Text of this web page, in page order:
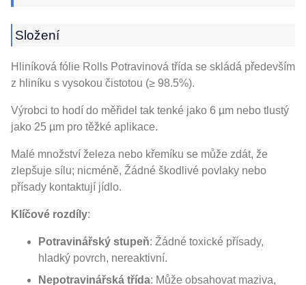
Složení
Hliníková fólie Rolls Potravinová třída se skládá především
z hliníku s vysokou čistotou (≥ 98.5%).
Výrobci to hodí do měřidel tak tenké jako 6 µm nebo tlustý
jako 25 µm pro těžké aplikace.
Malé množství železa nebo křemíku se může zdát, že
zlepšuje sílu; nicméně, Žádné škodlivé povlaky nebo
přísady kontaktují jídlo.
Klíčové rozdíly:
Potravinářský stupeň: Žádné toxické přísady,
hladký povrch, nereaktivní.
Nepotravinářská třída: Může obsahovat maziva,